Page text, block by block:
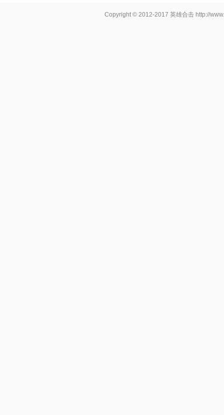
Copyright © 2012-2017 英雄合击 http://